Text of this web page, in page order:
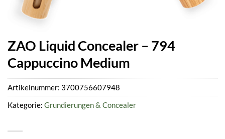
ZAO Liquid Concealer – 794
Cappuccino Medium
Artikelnummer: 3700756607948
Kategorie: Grundierungen & Concealer